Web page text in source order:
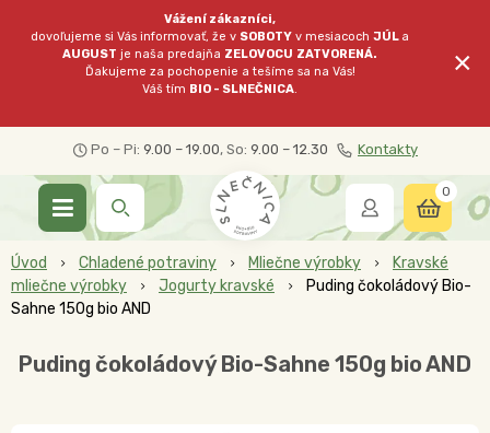
Vážení zákazníci,
dovoľujeme si Vás informovať, že v SOBOTY v mesiacochJÚL a
AUGUST je naša predajňa ZELOVOCU ZATVORENÁ.
Ďakujeme za pochopenie a tešíme sa na Vás!
Váš tím BIO - SLNEČNICA.
×
Po – Pi: 9.00 – 19.00, So: 9.00 – 12.30 Kontakty
0
Úvod Chladené potraviny Mliečne výrobky
Kravské
mliečne výrobky
Jogurty kravské
Puding čokoládový Bio-
Sahne 150g bio AND
Puding čokoládový Bio-Sahne 150g bio AND